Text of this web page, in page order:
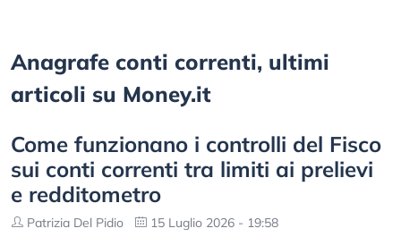
Anagrafe conti correnti, ultimi
articoli su Money.it
Come funzionano i controlli del Fisco
sui conti correnti tra limiti ai prelievi
e redditometro
Patrizia Del Pidio 15 Luglio 2026 - 19:58